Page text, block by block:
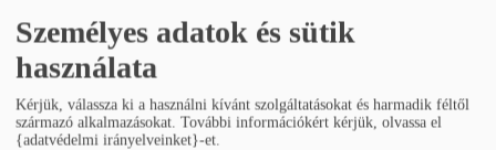
Személyes adatok és sütik
használata
Kérjük, válassza ki a használni kívánt szolgáltatásokat és harmadik féltől
származó alkalmazásokat. További információkért kérjük, olvassa el
{adatvédelmi irányelveinket}-et.